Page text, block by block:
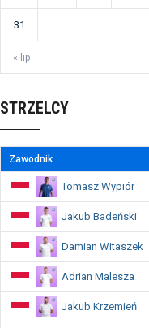
« lip
31
STRZELCY
Zawodnik
Tomasz Wypiór
Jakub Badeński
Damian Witaszek
Adrian Malesza
Jakub Krzemień